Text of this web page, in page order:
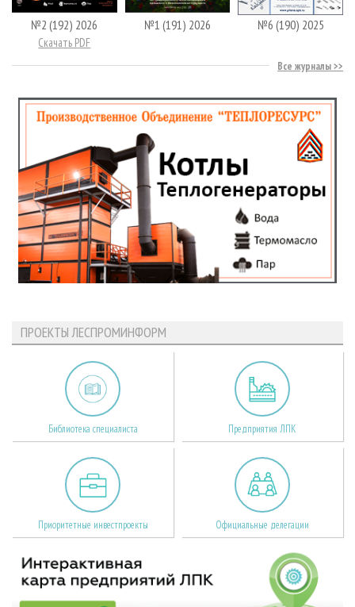
№2 (192) 2026
Скачать PDF
№1 (191) 2026 №6 (190) 2025
Все журналы
ПРОЕКТЫ ЛЕСПРОМИНФОРМ
Библиотека специалиста Предприятия ЛПК
Приоритетные инвестпроекты Официальные делегации